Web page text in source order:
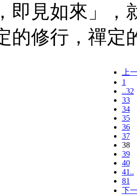
即見如來」，
的修行，禪定
上
1
..32
33
34
35
36
37
38
39
40
41..
81
下